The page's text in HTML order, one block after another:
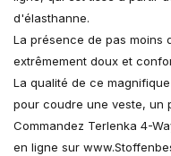
d'élasthanne.
La présence de pas moins
extrêmement doux et
La qualité de ce
pour coudre une veste, un
Commandez Terlenka 4-
en ligne sur